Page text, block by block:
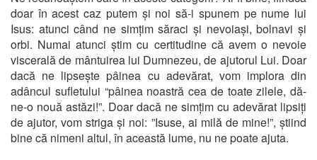
doar în acest caz putem și noi să-i spunem pe nume lui
Isus: atunci când ne simțim săraci și nevoiași, bolnavi și
orbi. Numai atunci știm cu certitudine că avem o nevoie
viscerală de mântuirea lui Dumnezeu, de ajutorul Lui. Doar
dacă ne lipsește pâinea cu adevărat, vom implora din
adâncul sufletului “pâinea noastră cea de toate zilele, dă-
ne-o nouă astăzi!”. Doar dacă ne simțim cu adevărat lipsiți
de ajutor, vom striga și noi: ”Isuse, ai milă de mine!”, știind
bine că nimeni altul, în această lume, nu ne poate ajuta.